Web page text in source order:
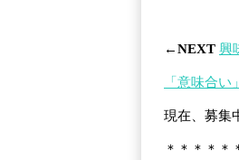
←NEXT 興
「意味合い
現在、募集
＊＊＊＊＊